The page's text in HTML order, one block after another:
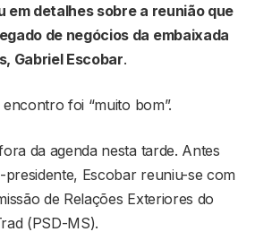
em detalhes sobre a reunião que
de negócios da embaixada
Gabriel Escobar.
foi “muito bom”.
da agenda nesta tarde. Antes
Escobar reuniu-se com
de Relações Exteriores do
(PSD-MS).